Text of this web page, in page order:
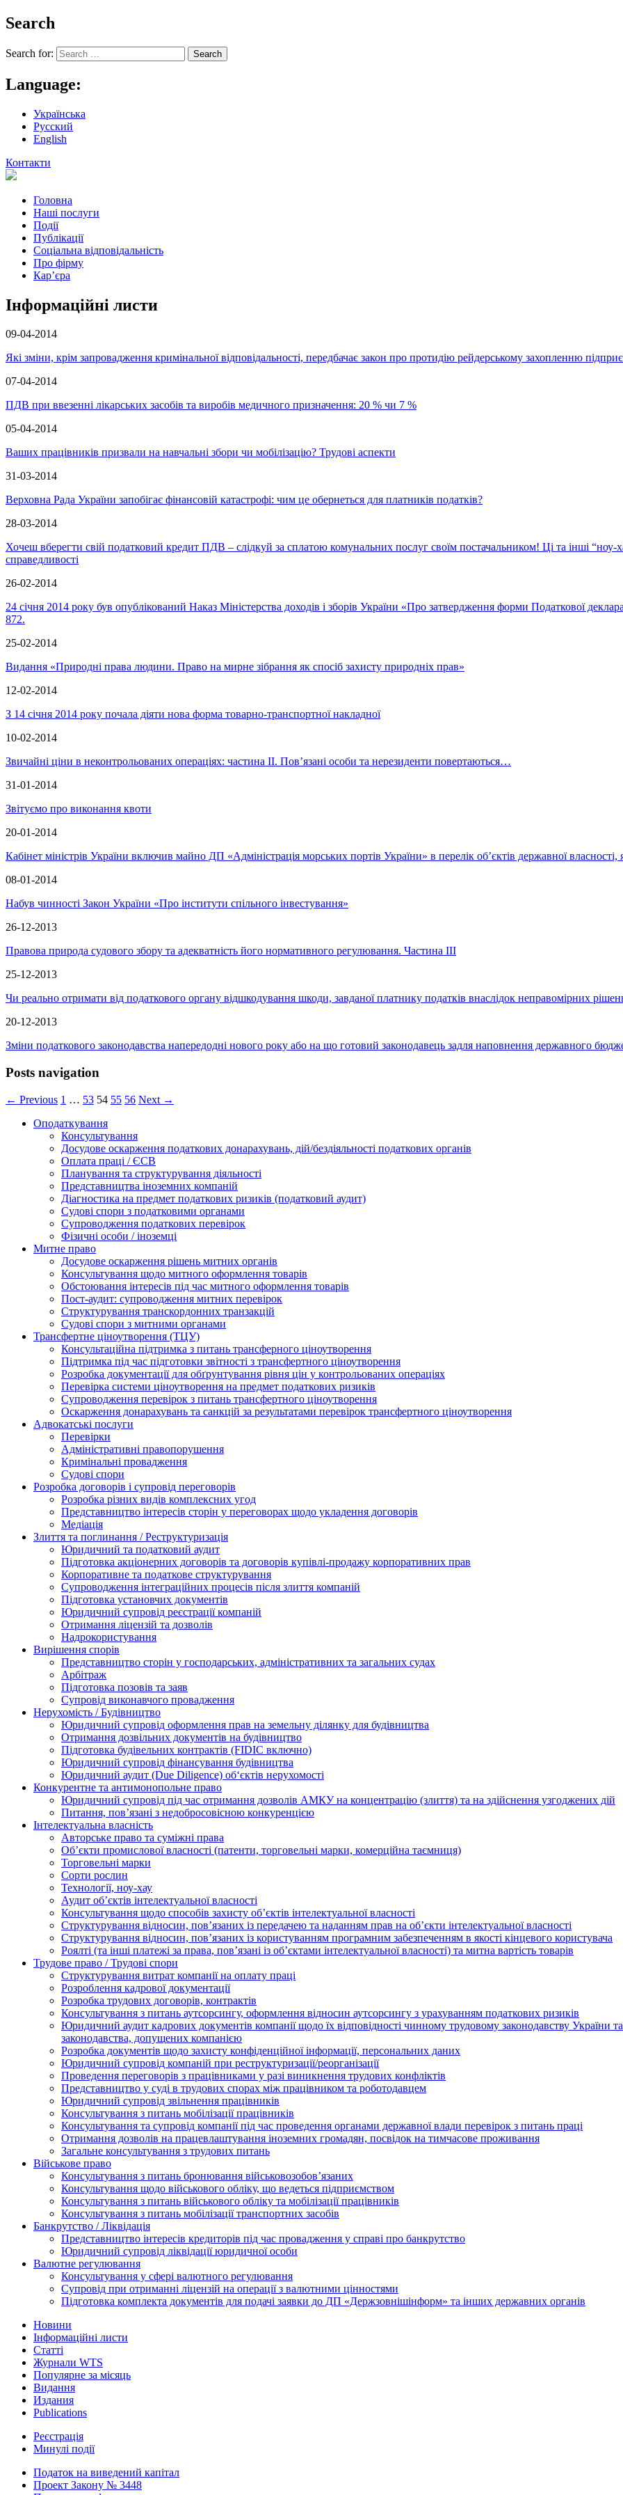
Search
Search for:
Language:
Українська
Русский
English
Контакти
Головна
Наші послуги
Події
Публікації
Соціальна відповідальність
Про фiрму
Кар’єра
Інформаційні листи
09-04-2014
Які зміни, крім запровадження кримінальної відповідальності, передбачає закон про протидію рейдерському захопленню
07-04-2014
ПДВ при ввезенні лікарських засобів та виробів медичного призначення: 20 % чи 7 %
05-04-2014
Ваших працівників призвали на навчальні збори чи мобілізацію? Трудові аспекти
31-03-2014
Верховна Рада України запобігає фінансовій катастрофі: чим це обернеться для платників податків?
28-03-2014
Хочеш вберегти свій податковий кредит ПДВ – слідкуй за сплатою комунальних послуг своїм постачальником! Ці та інші
справедливості
26-02-2014
24 січня 2014 року був опублікований Наказ Міністерства доходів і зборів України «Про затвердження форми Податкової
872.
25-02-2014
Видання «Природні права людини. Право на мирне зібрання як спосіб захисту природніх прав»
12-02-2014
З 14 січня 2014 року почала діяти нова форма товарно-транспортної накладної
10-02-2014
Звичайні ціни в неконтрольованих операціях: частина ІІ. Пов’язані особи та нерезиденти повертаються…
31-01-2014
Звітуємо про виконання квоти
20-01-2014
Кабінет міністрів України включив майно ДП «Адміністрація морських портів України» в перелік об’єктів державної
08-01-2014
Набув чинності Закон України «Про інститути спільного інвестування»
26-12-2013
Правова природа судового збору та адекватність його нормативного регулювання. Частина ІІІ
25-12-2013
Чи реально отримати від податкового органу відшкодування шкоди, завданої платнику податків внаслідок неправомірних
20-12-2013
Зміни податкового законодавства напередодні нового року або на що готовий законодавець задля наповнення державного
Posts navigation
← Previous 1 … 53 54 55 56 Next →
Оподаткування
Консультування
Досудове оскарження податкових донарахувань, дій/бездіяльності податкових органів
Оплата праці / ЄСВ
Планування та структурування діяльності
Представництва іноземних компаній
Діагностика на предмет податкових ризиків (податковий аудит)
Судові спори з податковими органами
Супроводження податкових перевірок
Фізичні особи / іноземці
Митне право
Досудове оскарження рішень митних органів
Консультування щодо митного оформлення товарів
Обстоювання інтересів під час митного оформлення товарів
Пост-аудит: супроводження митних перевірок
Структурування транскордонних транзакцій
Судові спори з митними органами
Трансфертне ціноутворення (ТЦУ)
Консультаційна підтримка з питань трансферного ціноутворення
Підтримка під час підготовки звітності з трансфертного ціноутворення
Розробка документації для обґрунтування рівня цін у контрольованих операціях
Перевірка системи ціноутворення на предмет податкових ризиків
Супроводження перевірок з питань трансфертного ціноутворення
Оскарження донарахувань та санкцій за результатами перевірок трансфертного ціноутворення
Адвокатські послуги
Перевірки
Адміністративні правопорушення
Кримінальні провадження
Судові спори
Розробка договорів і супровід переговорів
Розробка різних видів комплексних угод
Представництво інтересів сторін у переговорах щодо укладення договорів
Медіація
Злиття та поглинання / Реструктуризація
Юридичний та податковий аудит
Підготовка акціонерних договорів та договорів купівлі-продажу корпоративних прав
Корпоративне та податкове структурування
Супроводження інтеграційних процесів після злиття компаній
Підготовка установчих документів
Юридичний супровід реєстрації компаній
Отримання ліцензій та дозволів
Надрокористування
Вирішення спорів
Представництво сторін у господарських, адміністративних та загальних судах
Арбітраж
Підготовка позовів та заяв
Супровід виконавчого провадження
Нерухомість / Будівництво
Юридичний супровід оформлення прав на земельну ділянку для будівництва
Отримання дозвільних документів на будівництво
Підготовка будівельних контрактів (FIDIC включно)
Юридичний супровід фінансування будівництва
Юридичний аудит (Due Diligence) об‘єктів нерухомості
Конкурентне та антимонопольне право
Юридичний супровід під час отримання дозволів АМКУ на концентрацію (злиття) та на здійснення узгоджених дій
Питання, пов’язані з недобросовісною конкуренцією
Інтелектуальна власність
Авторське право та суміжні права
Oб’єкти промислової власності (патенти, торговельні марки, комерційна таємниця)
Торговельні марки
Сорти рослин
Технології, ноу-хау
Аудит об’єктів інтелектуальної власності
Консультування щодо способів захисту об’єктів інтелектуальної власності
Структурування відносин, пов’язаних із передачею та наданням прав на об’єкти інтелектуальної власності
Структурування відносин, пов’язаних із користуванням програмним забезпеченням в якості кінцевого користувача
Роялті (та інші платежі за права, пов’язані із об’єктами інтелектуальної власності) та митна вартість товарів
Трудове право / Трудові спори
Cтруктурування витрат компанії на оплату праці
Розроблення кадрової документації
Розробка трудових договорів, контрактів
Консультування з питань аутсорсингу, оформлення відносин аутсорсингу з урахуванням податкових ризиків
Юридичний аудит кадрових документів компанії щодо їх відповідності чинному трудовому законодавству України
законодавства, допущених компанією
Розробка документів щодо захисту конфіденційної інформації, персональних даних
Юридичний супровід компаній при реструктуризації/реорганізації
Проведення переговорів з працівниками у разі виникнення трудових конфліктів
Представництво у суді в трудових спорах між працівником та роботодавцем
Юридичний супровід звільнення працівників
Консультування з питань мобілізації працівників
Консультування та супровід компанії під час проведення органами державної влади перевірок з питань праці
Отримання дозволів на працевлаштування іноземних громадян, посвідок на тимчасове проживання
Загальне консультування з трудових питань
Військове право
Консультування з питань бронювання військовозобов’язаних
Консультування щодо військового обліку, що ведеться підприємством
Консультування з питань військового обліку та мобілізації працівників
Консультування з питань мобілізації транспортних засобів
Банкрутство / Ліквідація
Представництво інтересів кредиторів під час провадження у справі про банкрутство
Юридичний супровід ліквідації юридичної особи
Валютне регулювання
Консультування у сфері валютного регулювання
Супровід при отриманні ліцензій на операції з валютними цінностями
Підготовка комплекта документів для подачі заявки до ДП «Держзовнішінформ» та інших державних органів
Новини
Інформаційні листи
Статті
Журнали WTS
Популярне за місяць
Видання
Издания
Publications
Реєстрація
Минулі події
Податок на виведений капітал
Проект Закону № 3448